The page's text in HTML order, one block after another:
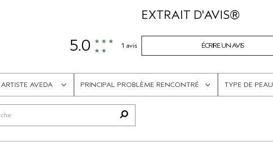
EXTRAIT D'AVIS®
5.0 1 avis ÉCRIRE UN AVIS
ARTISTE AVEDA
FRANÇAIS
PRINCIPAL PROBLÈME RENCONTRÉ
FRANÇAIS
TYPE DE PEAU
FRANÇAIS